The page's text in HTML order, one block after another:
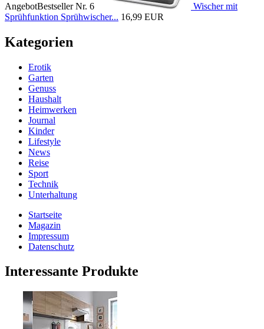
AngebotBestseller Nr. 6
Wischer mit
Sprühfunktion Sprühwischer... 16,99 EUR
Kategorien
Erotik
Garten
Genuss
Haushalt
Heimwerken
Journal
Kinder
Lifestyle
News
Reise
Sport
Technik
Unterhaltung
Startseite
Magazin
Impressum
Datenschutz
Interessante Produkte